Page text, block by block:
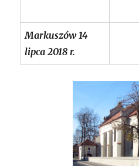
Markuszów 14
lipca 2018 r.